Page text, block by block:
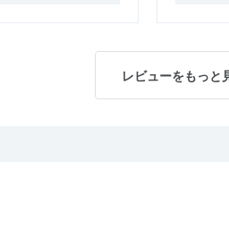
レビューをもっと